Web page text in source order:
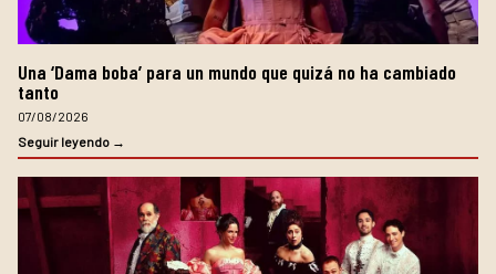
Una ‘Dama boba’ para un mundo que quizá no ha cambiado
tanto
07/08/2026
Seguir leyendo →